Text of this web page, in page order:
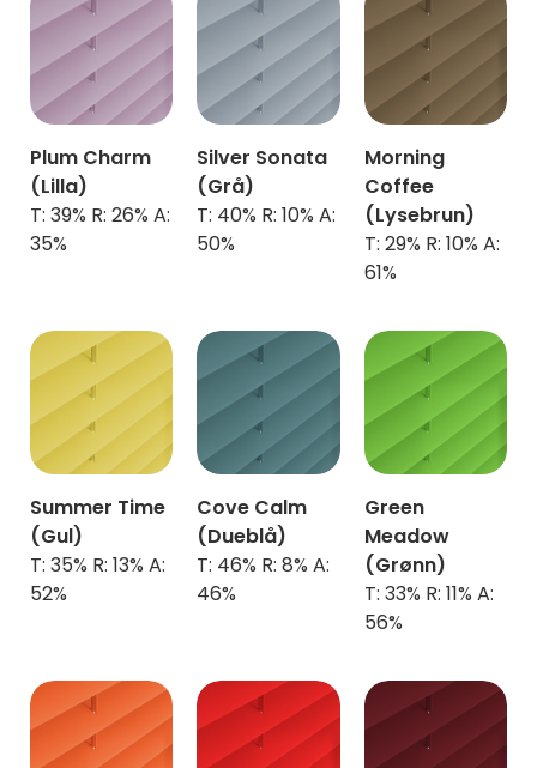
Plum Charm
(Lilla)
T: 39% R: 26% A:
35%
Silver Sonata
(Grå)
T: 40% R: 10% A:
50%
Morning
Coffee
(Lysebrun)
T: 29% R: 10% A:
61%
Summer Time
(Gul)
T: 35% R: 13% A:
52%
Cove Calm
(Dueblå)
T: 46% R: 8% A:
46%
Green
Meadow
(Grønn)
T: 33% R: 11% A:
56%